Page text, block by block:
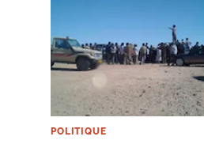
POLITIQUE